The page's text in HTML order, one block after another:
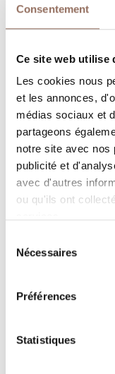
Consentement
Ce site web utilise
Les cookies nous
et les annonces,
médias sociaux et
partageons
notre site avec nos
publicité et
avec d'autres
ou qu'ils ont
Nécessaires
Préférences
Statistiques
Programmez où
dans chaque coin
gardant un